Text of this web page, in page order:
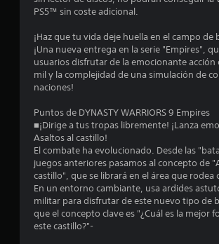
PS5™ sin coste adicional.
¡Haz que tu vida deje huella en el campo de
¡Una nueva entrega en la serie "Empires",
usuarios disfrutar de la emocionante
mil y la complejidad de una simulación de
naciones!
Puntos de DYNASTY WARRIORS 9 Empires
■¡Dirige a tus tropas libremente! ¡Lanza
Asaltos al castillo!
El combate ha evolucionado. Desde las
juegos anteriores pasamos al concepto de
castillo", que se librará en el área que rodea
En un entorno cambiante, usa ardides
militar para disfrutar de este nuevo tipo de
que el concepto clave es "¿Cuál es la mejor
este castillo?"-